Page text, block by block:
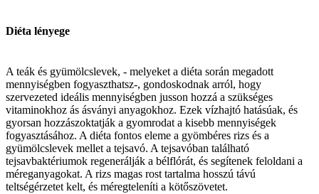
Diéta lényege
A teák és gyümölcslevek, - melyeket a diéta során megadott
mennyiségben fogyaszthatsz-, gondoskodnak arról, hogy
szervezeted ideális mennyiségben jusson hozzá a szükséges
vitaminokhoz ás ásványi anyagokhoz. Ezek vízhajtó hatásúak, és
gyorsan hozzászoktatják a gyomrodat a kisebb mennyiségek
fogyasztásához. A diéta fontos eleme a gyömbéres rizs és a
gyümölcslevek mellet a tejsavó. A tejsavóban található
tejsavbaktériumok regenerálják a bélflórát, és segítenek feloldani a
méreganyagokat. A rizs magas rost tartalma hosszú távú
teltségérzetet kelt, és méregteleníti a kötőszövetet.